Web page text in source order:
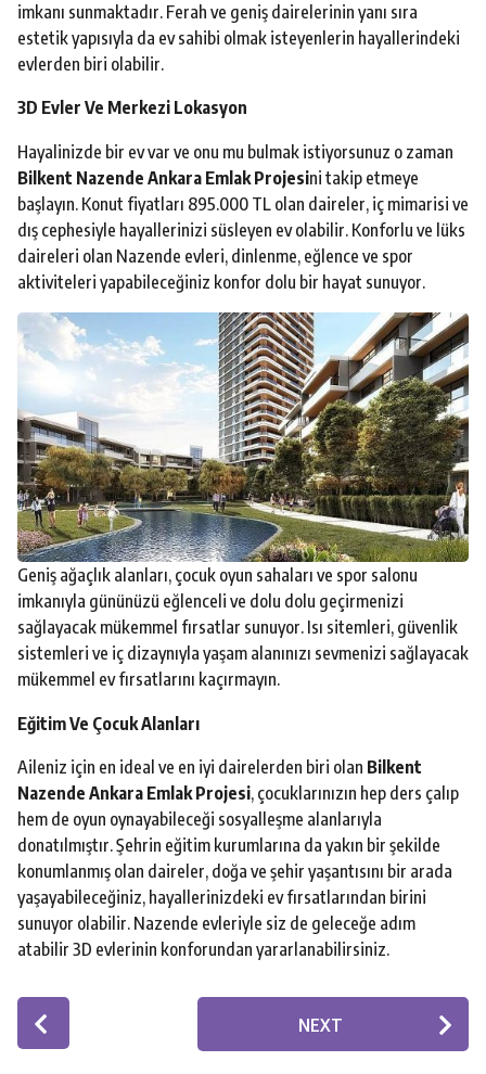
imkanı sunmaktadır. Ferah ve geniş dairelerinin yanı sıra
estetik yapısıyla da ev sahibi olmak isteyenlerin hayallerindeki
evlerden biri olabilir.
3D Evler Ve Merkezi Lokasyon
Hayalinizde bir ev var ve onu mu bulmak istiyorsunuz o zaman
Bilkent Nazende Ankara Emlak Projesini takip etmeye
başlayın. Konut fiyatları 895.000 TL olan daireler, iç mimarisi ve
dış cephesiyle hayallerinizi süsleyen ev olabilir. Konforlu ve lüks
daireleri olan Nazende evleri, dinlenme, eğlence ve spor
aktiviteleri yapabileceğiniz konfor dolu bir hayat sunuyor.
Geniş ağaçlık alanları, çocuk oyun sahaları ve spor salonu
imkanıyla gününüzü eğlenceli ve dolu dolu geçirmenizi
sağlayacak mükemmel fırsatlar sunuyor. Isı sitemleri, güvenlik
sistemleri ve iç dizaynıyla yaşam alanınızı sevmenizi sağlayacak
mükemmel ev fırsatlarını kaçırmayın.
Eğitim Ve Çocuk Alanları
Aileniz için en ideal ve en iyi dairelerden biri olan Bilkent
Nazende Ankara Emlak Projesi, çocuklarınızın hep ders çalıp
hem de oyun oynayabileceği sosyalleşme alanlarıyla
donatılmıştır. Şehrin eğitim kurumlarına da yakın bir şekilde
konumlanmış olan daireler, doğa ve şehir yaşantısını bir arada
yaşayabileceğiniz, hayallerinizdeki ev fırsatlarından birini
sunuyor olabilir. Nazende evleriyle siz de geleceğe adım
atabilir 3D evlerinin konforundan yararlanabilirsiniz.
P
o
NEXT